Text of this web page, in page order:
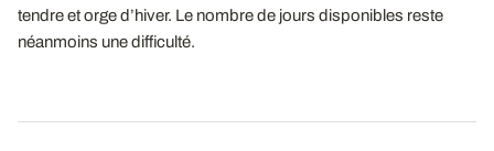
tendre et orge d’hiver. Le nombre de jours disponibles reste
néanmoins une difficulté.